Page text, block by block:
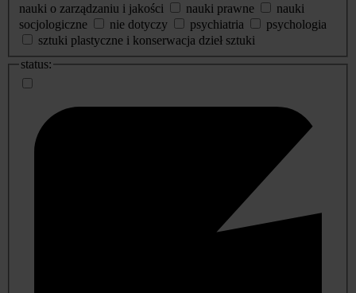
nauki o zarządzaniu i jakości
nauki prawne
nauki
socjologiczne
nie dotyczy psychiatria
psychologia
sztuki plastyczne i konserwacja dzieł sztuki
status: